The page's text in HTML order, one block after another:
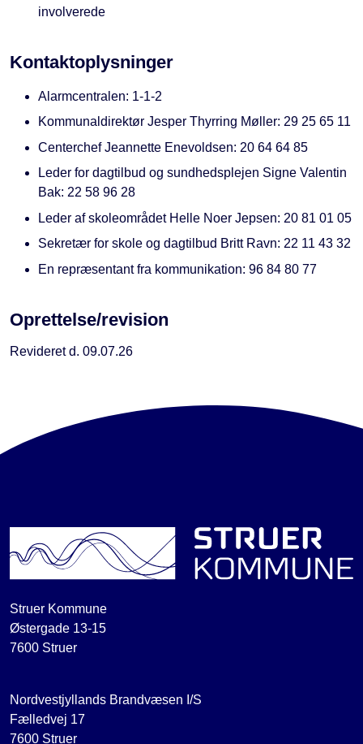
involverede
Kontaktoplysninger
Alarmcentralen: 1-1-2
Kommunaldirektør Jesper Thyrring Møller: 29 25 65 11
Centerchef Jeannette Enevoldsen: 20 64 64 85
Leder for dagtilbud og sundhedsplejen Signe Valentin
Bak: 22 58 96 28
Leder af skoleområdet Helle Noer Jepsen: 20 81 01 05
Sekretær for skole og dagtilbud Britt Ravn: 22 11 43 32
En repræsentant fra kommunikation: 96 84 80 77
Oprettelse/revision
Revideret d. 09.07.26
Struer Kommune
Østergade 13-15
7600 Struer
Nordvestjyllands Brandvæsen I/S
Fælledvej 17
7600 Struer